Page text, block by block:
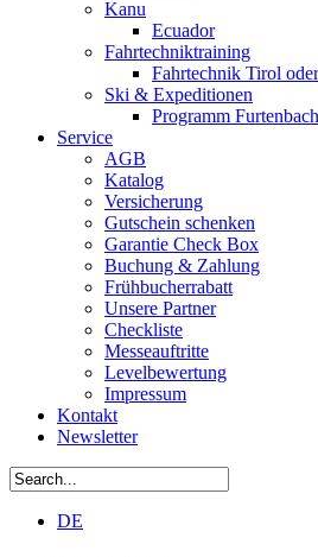
Kanu
Ecuador
Fahrtechniktraining
Fahrtechnik Tirol
Ski & Expeditionen
Programm
Service
AGB
Katalog
Versicherung
Gutschein schenken
Garantie Check Box
Buchung & Zahlung
Frühbucherrabatt
Unsere Partner
Checkliste
Messeauftritte
Levelbewertung
Impressum
Kontakt
Newsletter
DE